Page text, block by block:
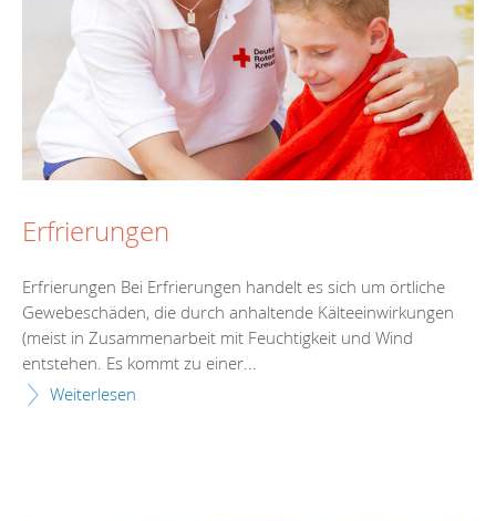
Erfrierungen
Erfrierungen Bei Erfrierungen handelt es sich um örtliche
Gewebeschäden, die durch anhaltende Kälteeinwirkungen
(meist in Zusammenarbeit mit Feuchtigkeit und Wind
entstehen. Es kommt zu einer...
Weiterlesen